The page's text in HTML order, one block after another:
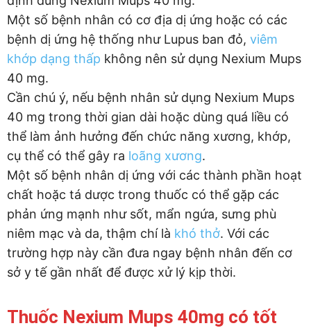
Một số bệnh nhân có cơ địa dị ứng hoặc có các
bệnh dị ứng hệ thống như Lupus ban đỏ, viêm
khớp dạng thấp không nên sử dụng Nexium Mups
40 mg.
Cần chú ý, nếu bệnh nhân sử dụng Nexium Mups
40 mg trong thời gian dài hoặc dùng quá liều có
thể làm ảnh hưởng đến chức năng xương, khớp,
cụ thể có thể gây ra loãng xương.
Một số bệnh nhân dị ứng với các thành phần hoạt
chất hoặc tá dược trong thuốc có thể gặp các
phản ứng mạnh như sốt, mẩn ngứa, sưng phù
niêm mạc và da, thậm chí là khó thở. Với các
trường hợp này cần đưa ngay bệnh nhân đến cơ
sở y tế gần nhất để được xử lý kịp thời.
Thuốc Nexium Mups 40mg có tốt